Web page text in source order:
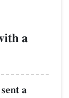
a
a